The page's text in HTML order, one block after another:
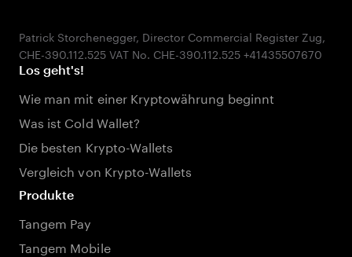
Patrick Storchenegger, Director Commercial Register Zug,
Los geht's!
Wie man mit einer Kryptowährung beginnt
Was ist Cold Wallet?
Die besten Krypto-Wallets
Vergleich von Krypto-Wallets
Produkte
Tangem Pay
Tangem Mobile